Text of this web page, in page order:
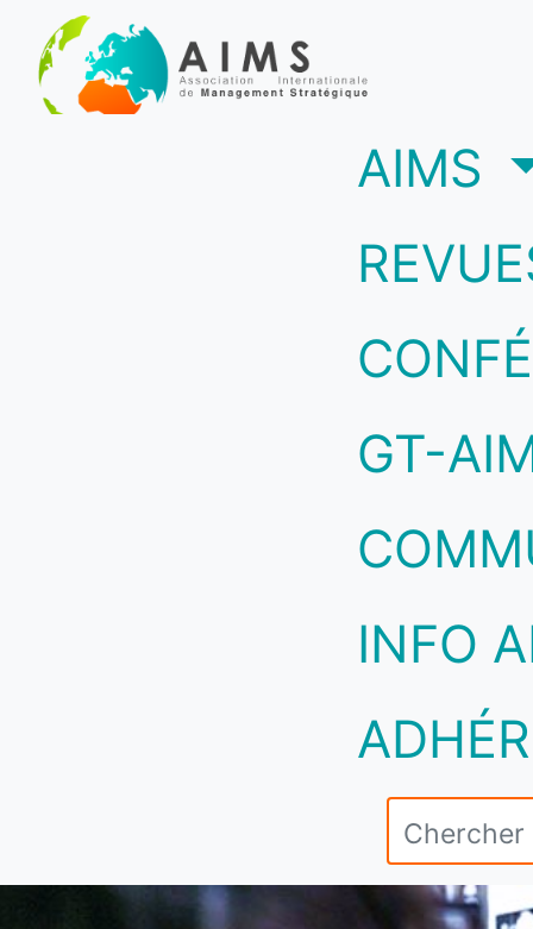
AIMS
GT-
INFO